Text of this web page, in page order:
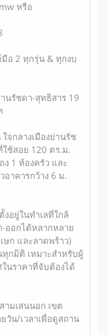
หรือ
อ 2 ทุกรุ่น & ทุกงบ
นรัชดา-สุทธิสาร 19
จกลางเมืองย่านรัช
ช้สอย 120 ตร.ม.
1 ห้องครัว และ
าคารกว้าง 6 ม.
อยู่ในทำเลที่ใกล้
ออกได้หลากหลาย
ษก และลาดพร้าว)
กมิติ เหมาะสำหรับผู้
นราคาที่จับต้องได้
มเสนนอก เขต
วัน/เวลาเพื่อดูสถาน